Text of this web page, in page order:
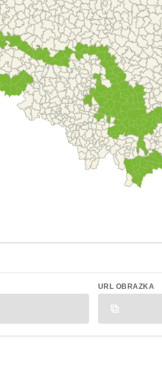
URL OBRAZKA